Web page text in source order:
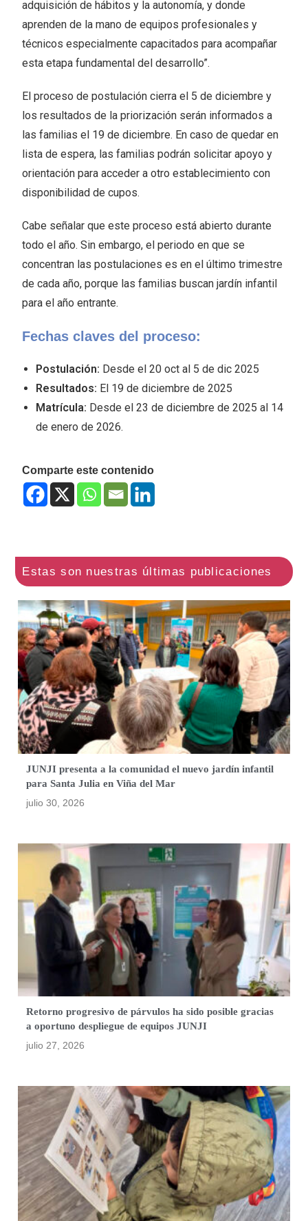
adquisición de hábitos y la autonomía, y donde
aprenden de la mano de equipos profesionales y
técnicos especialmente capacitados para acompañar
esta etapa fundamental del desarrollo”.
El proceso de postulación cierra el 5 de diciembre y
los resultados de la priorización serán informados a
las familias el 19 de diciembre. En caso de quedar en
lista de espera, las familias podrán solicitar apoyo y
orientación para acceder a otro establecimiento con
disponibilidad de cupos.
Cabe señalar que este proceso está abierto durante
todo el año. Sin embargo, el periodo en que se
concentran las postulaciones es en el último trimestre
de cada año, porque las familias buscan jardín infantil
para el año entrante.
Fechas claves del proceso:
Postulación: Desde el 20 oct al 5 de dic 2025
Resultados: El 19 de diciembre de 2025
Matrícula: Desde el 23 de diciembre de 2025 al 14
de enero de 2026.
Comparte este contenido
JUNJI presenta a la comunidad el nuevo jardín infantil
para Santa Julia en Viña del Mar
julio 30, 2026
Retorno progresivo de párvulos ha sido posible gracias
a oportuno despliegue de equipos JUNJI
julio 27, 2026